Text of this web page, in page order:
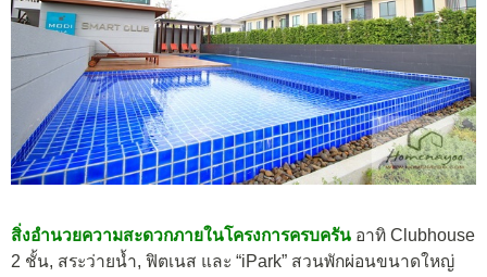
สิ่งอำนวยความสะดวกภายในโครงการครบครัน อาทิ Clubhouse
2 ชั้น, สระว่ายน้ำ, ฟิตเนส และ “iPark” สวนพักผ่อนขนาดใหญ่